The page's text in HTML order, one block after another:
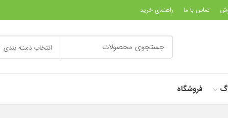
تماس با ما راهنمای خرید
انتخاب دسته بندی
فروشگاه